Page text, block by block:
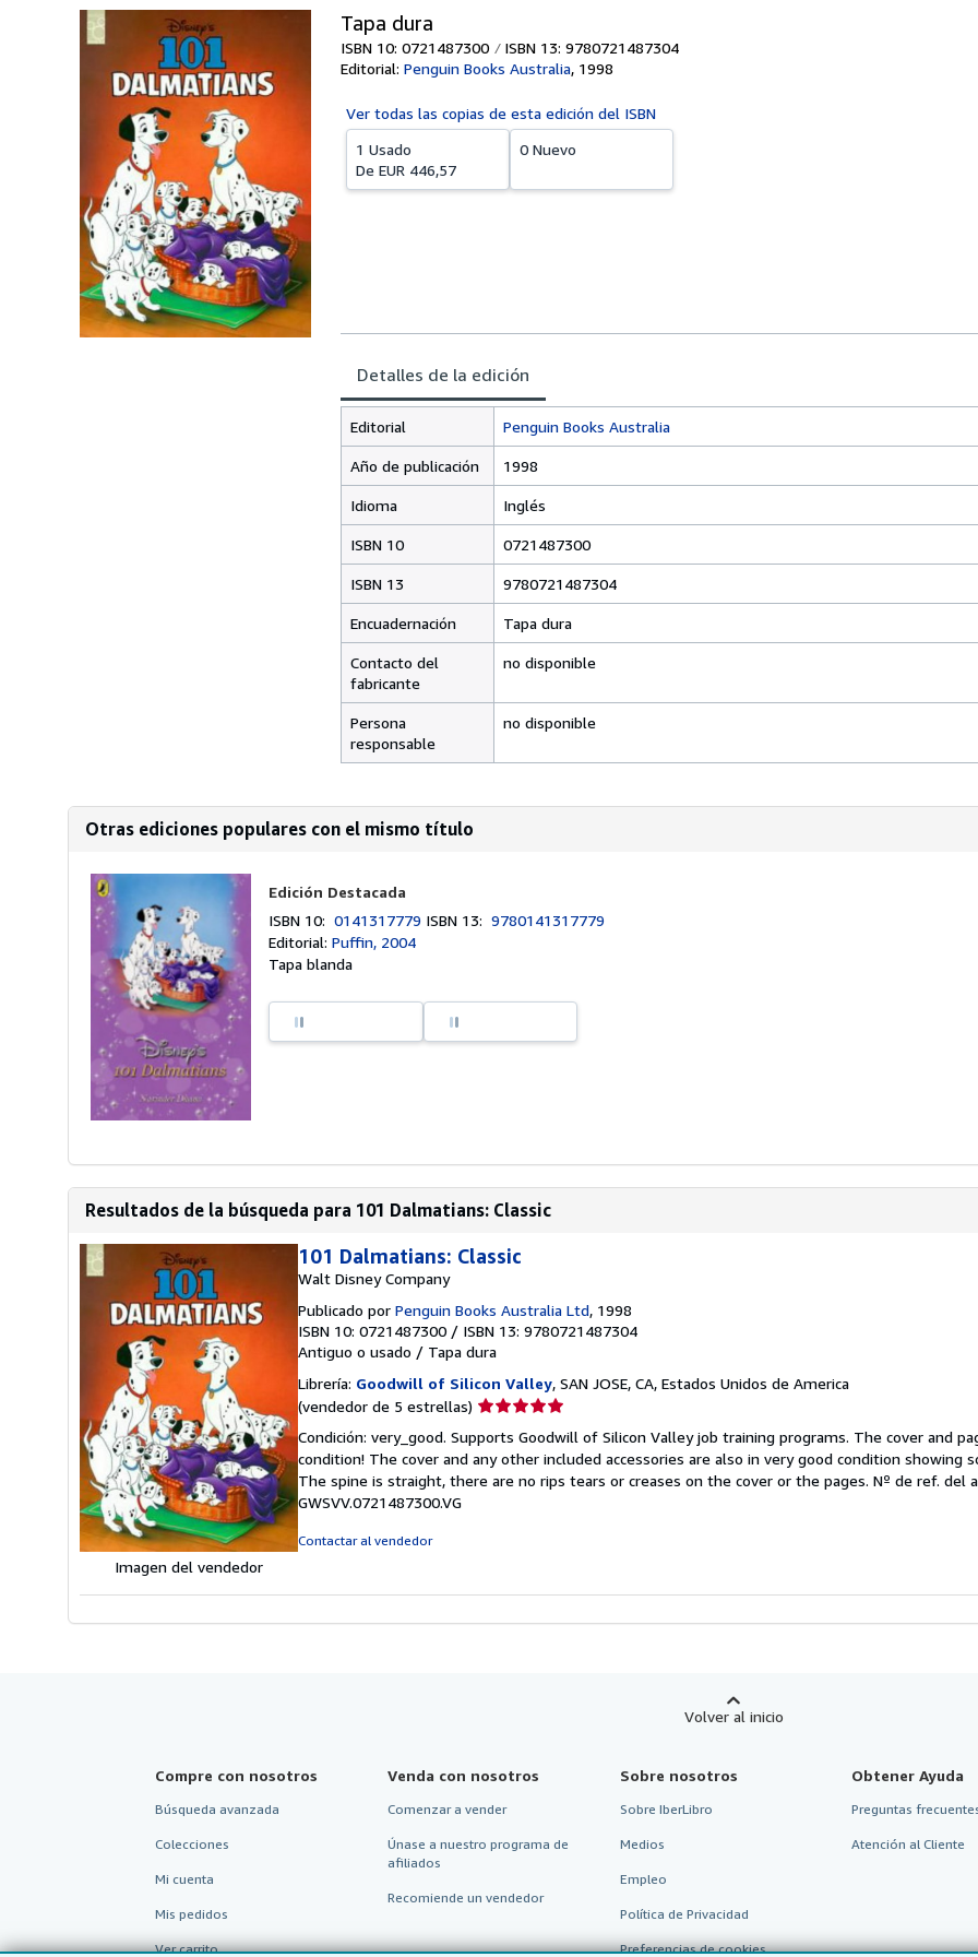
Tapa dura
ISBN 10: 0721487300 ISBN 13: 9780721487304
Editorial: Penguin Books Australia, 1998
Ver todas las copias de esta edición del ISBN
1 Usado
De EUR 446,57
0 Nuevo
Detalles de la edición
Editorial Penguin Books Australia
Año de publicación 1998
Idioma Inglés
ISBN 10 0721487300
ISBN 13 9780721487304
Encuadernación Tapa dura
Contacto del
fabricante
no disponible
Persona
responsable
no disponible
Otras ediciones populares con el mismo título
Edición Destacada
ISBN 10:0141317779 ISBN 13:9780141317779
Editorial:Puffin, 2004
Tapa blanda
Resultados de la búsqueda para 101 Dalmatians: Classic
Imagen del vendedor
101 Dalmatians: Classic
Walt Disney Company
Publicado por Penguin Books Australia Ltd, 1998
ISBN 10: 0721487300 / ISBN 13: 9780721487304
Antiguo o usado / Tapa dura
Librería: Goodwill of Silicon Valley, SAN JOSE, CA, Estados Unidos de America
(vendedor de 5 estrellas) Calificación
vendedor:
5
de
Condición: very_good. Supports Goodwill of Silicon Valley job training programs. The cover and
condition! The cover and any other included accessories are also in very good condition showing
The spine is straight, there are no rips tears or creases on the cover or the pages. Nº de ref. del
GWSVV.0721487300.VG
Contactar al vendedor
Volver al inicio
Compre con nosotros
Búsqueda avanzada
Colecciones
Mi cuenta
Mis pedidos
Ver carrito
Venda con nosotros
Comenzar a vender
Únase a nuestro programa de
afiliados
Recomiende un vendedor
Sobre nosotros
Sobre IberLibro
Medios
Empleo
Política de Privacidad
Preferencias de cookies
Obtener Ayuda
Preguntas
Atención al Cliente